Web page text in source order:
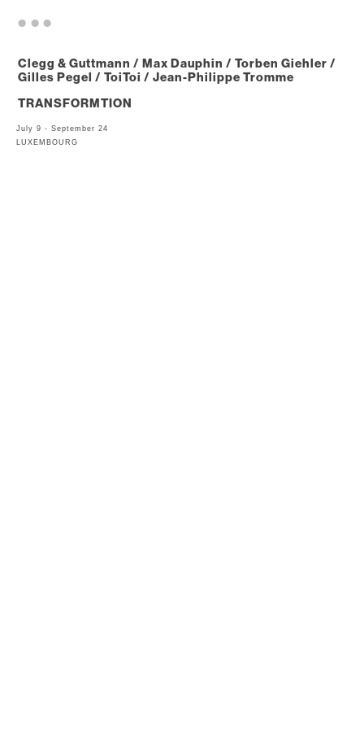
Clegg & Guttmann / Max Dauphin / Torben Giehler /
Gilles Pegel / ToiToi / Jean-Philippe Tromme
TRANSFORMTION
July 9 - September 24
LUXEMBOURG